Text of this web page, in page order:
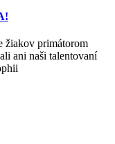
žiakov primátorom
ani naši talentovaní